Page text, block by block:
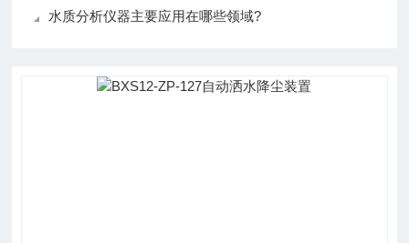
水质分析仪器主要应用在哪些领域?